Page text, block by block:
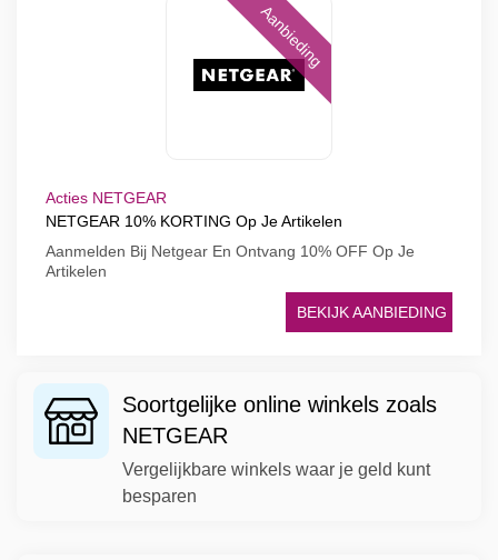
Aanbieding
Acties NETGEAR
NETGEAR 10% KORTING Op Je Artikelen
Aanmelden Bij Netgear En Ontvang 10% OFF Op Je
Artikelen
BEKIJK AANBIEDING
Soortgelijke online winkels zoals
NETGEAR
Vergelijkbare winkels waar je geld kunt
besparen